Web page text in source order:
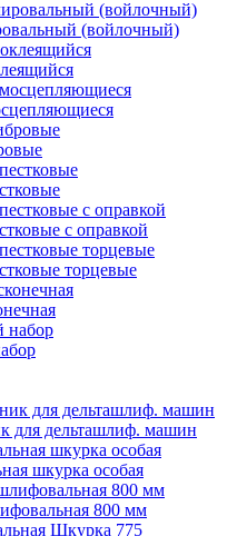
(войлочный)
с оправкой
торцевые
для дельташлиф. машин
шкурка особая
800 мм